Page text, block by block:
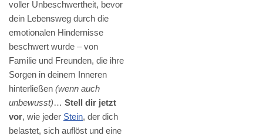
voller Unbeschwertheit, bevor
dein Lebensweg durch die
emotionalen Hindernisse
beschwert wurde – von
Familie und Freunden, die ihre
Sorgen in deinem Inneren
hinterließen (wenn auch
unbewusst)… Stell dir jetzt
vor, wie jeder Stein, der dich
belastet, sich auflöst und eine